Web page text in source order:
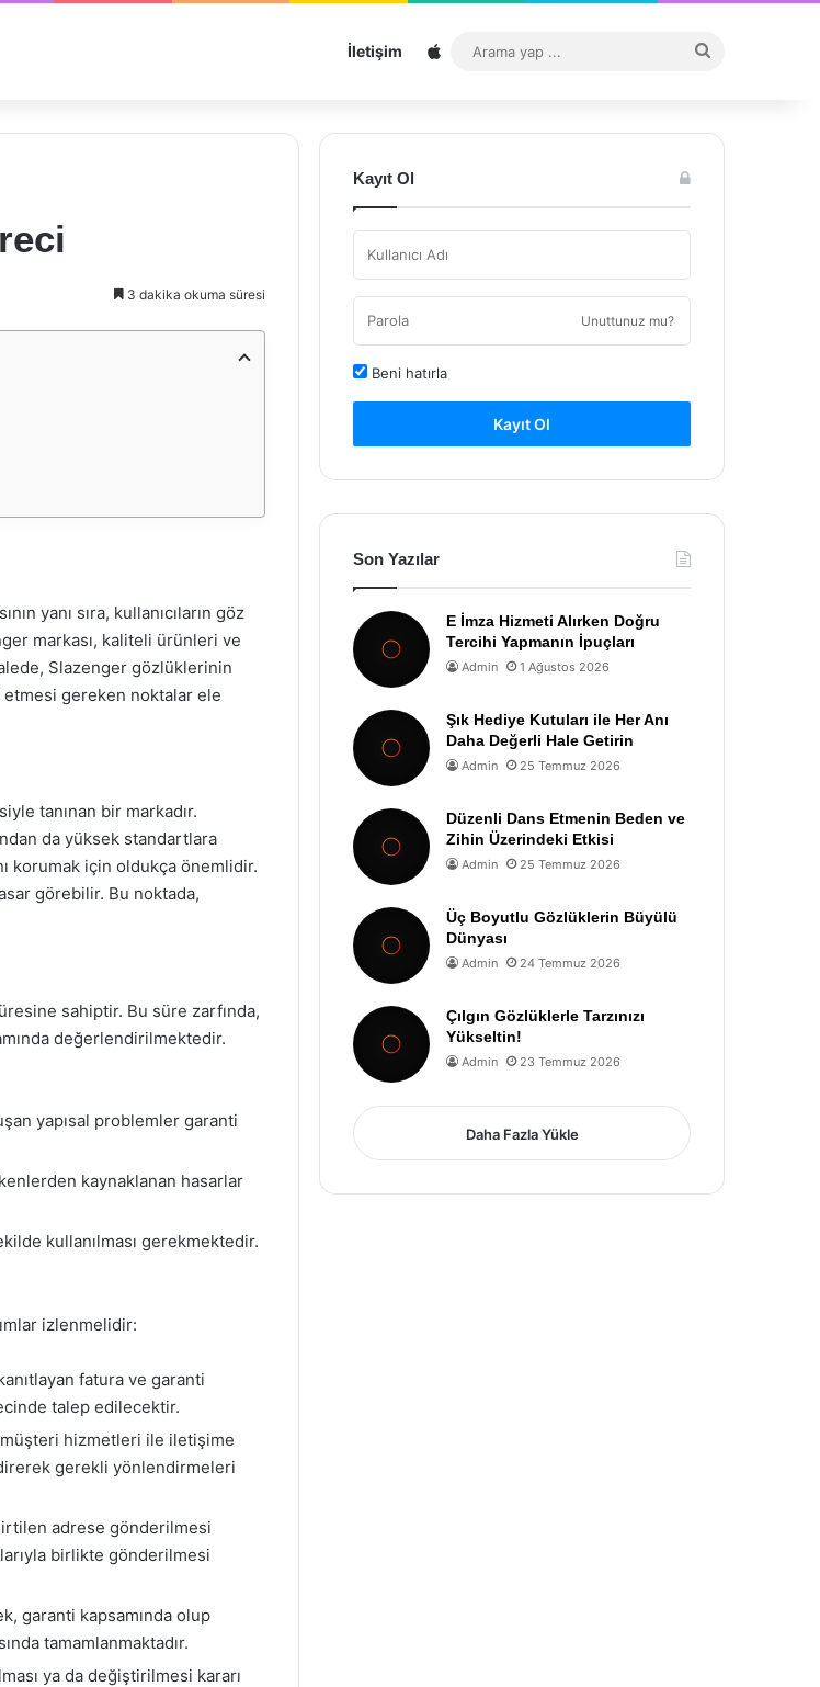
İletişim Sitemap
...
3 dakika okuma süresi
yanı sıra, kullanıcıların göz
markası, kaliteli ürünleri ve
Slazenger gözlüklerinin
etmesi gereken noktalar ele
tanınan bir markadır.
da yüksek standartlara
korumak için oldukça önemlidir.
görebilir. Bu noktada,
sahiptir. Bu süre zarfında,
değerlendirilmektedir.
yapısal problemler garanti
kaynaklanan hasarlar
kullanılması gerekmektedir.
izlenmelidir:
fatura ve garanti
talep edilecektir.
hizmetleri ile iletişime
gerekli yönlendirmeleri
adrese gönderilmesi
birlikte gönderilmesi
garanti kapsamında olup
tamamlanmaktadır.
ya da değiştirilmesi kararı
Kayıt Ol
Unuttunuz mu?
Beni hatırla
Kayıt Ol
Son Yazılar
E İmza Hizmeti Alırken Doğru
Tercihi Yapmanın İpuçları
Admin 1 Ağustos 2026
Şık Hediye Kutuları ile Her Anı
Daha Değerli Hale Getirin
Admin 25 Temmuz 2026
Düzenli Dans Etmenin Beden ve
Zihin Üzerindeki Etkisi
Admin 25 Temmuz 2026
Üç Boyutlu Gözlüklerin Büyülü
Dünyası
Admin 24 Temmuz 2026
Çılgın Gözlüklerle Tarzınızı
Yükseltin!
Admin 23 Temmuz 2026
Daha Fazla Yükle